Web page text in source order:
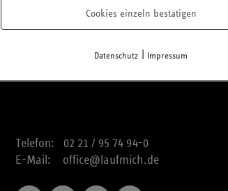
Telefon: 02 21 / 95 74 94-0
E-Mail: office@laufmich.de
Cookies einzeln bestätigen
Datenschutz | Impressum